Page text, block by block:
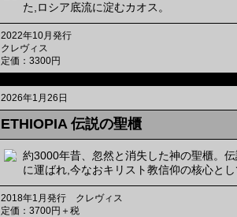
た,ロシア底流に淀むカオス。
2022年10月発行
クレヴィス
定価：3300円
2026年1月26日
ETHIOPIA 伝説の聖櫃
約3000年昔、忽然と消失した神の聖櫃。
に運ばれ,今なおキリスト教信仰の核心と
2018年1月発行 クレヴィス
定価：3700円＋税